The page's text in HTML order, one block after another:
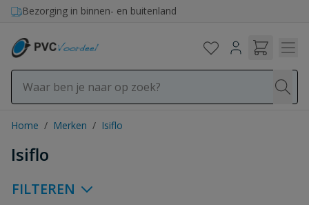
Ga naar de inhoud
Bezorging in binnen- en buitenland
Home / Merken / Isiflo
Isiflo
FILTEREN